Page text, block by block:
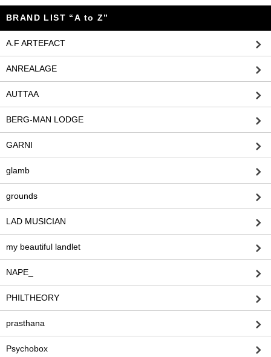
BRAND LIST “A to Z”
A.F ARTEFACT
ANREALAGE
AUTTAA
BERG-MAN LODGE
GARNI
glamb
grounds
LAD MUSICIAN
my beautiful landlet
NAPE_
PHILTHEORY
prasthana
Psychobox